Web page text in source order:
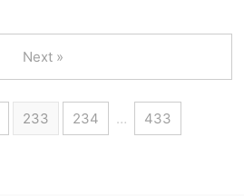
233 234 … 433
Next »